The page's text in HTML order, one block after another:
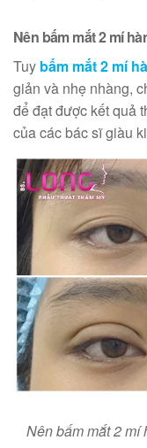
Nên bấm mắt 2 mí
Tuy bấm mắt 2 mí
giản và nhẹ nhàng,
để đạt được kết quả
của các bác sĩ giàu
Nên bấm mắt 2 mí